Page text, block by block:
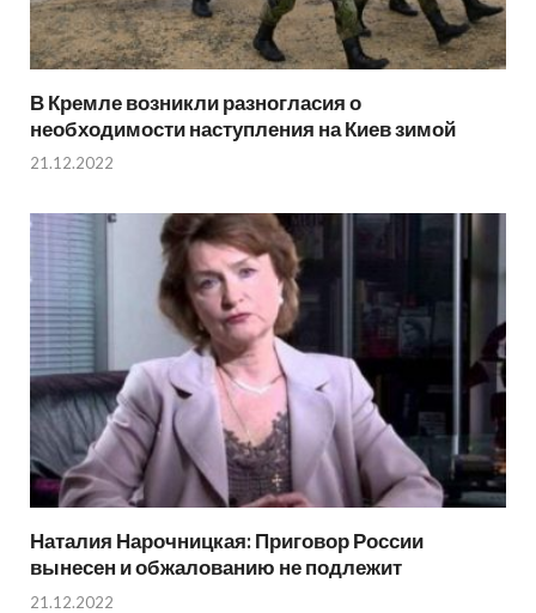
В Кремле возникли разногласия о
необходимости наступления на Киев зимой
21.12.2022
Наталия Нарочницкая: Приговор России
вынесен и обжалованию не подлежит
21.12.2022